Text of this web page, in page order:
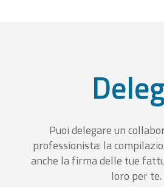
Puoi delegare un
professionista: la
anche la firma delle tue
loro per te.